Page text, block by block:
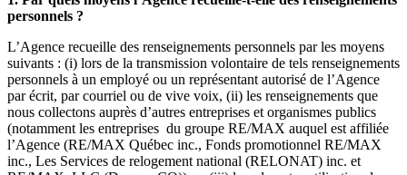
personnels ?
L’Agence recueille des renseignements personnels par les moyens
suivants : (i) lors de la transmission volontaire de tels renseignements
personnels à un employé ou un représentant autorisé de l’Agence
par écrit, par courriel ou de vive voix, (ii) les renseignements que
nous collectons auprès d’autres entreprises et organismes publics
(notamment les entreprises du groupe RE/MAX auquel est affiliée
l’Agence (RE/MAX Québec inc., Fonds promotionnel RE/MAX
inc., Les Services de relogement national (RELONAT) inc. et